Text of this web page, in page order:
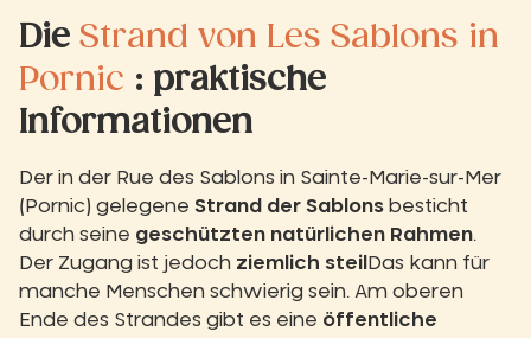
Die Strand von Les Sablons in
Pornic : praktische
Informationen
Der in der Rue des Sablons in Sainte-Marie-sur-Mer
(Pornic) gelegene Strand der Sablons besticht
durch seine geschützten natürlichen Rahmen.
Der Zugang ist jedoch ziemlich steil Das kann für
manche Menschen schwierig sein. Am oberen
Ende des Strandes gibt es eine öffentliche